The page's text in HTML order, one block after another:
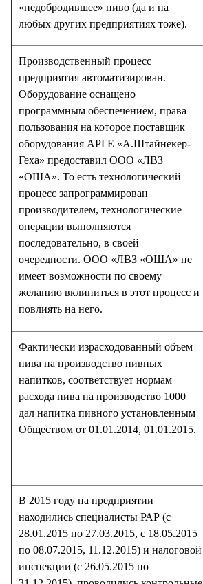
«недобродившее» пиво (да и на
любых других предприятиях тоже).
Производственный процесс
предприятия автоматизирован.
Оборудование оснащено
программным обеспечением, права
пользования на которое поставщик
оборудования АРГЕ «А.Штайнекер-
Геха» предоставил ООО «ЛВЗ
«ОША». То есть технологический
процесс запрограммирован
производителем, технологические
операции выполняются
последовательно, в своей
очередности. ООО «ЛВЗ «ОША» не
имеет возможности по своему
желанию вклиниться в этот процесс и
повлиять на него.
Фактически израсходованный объем
пива на производство пивных
напитков, соответствует нормам
расхода пива на производство 1000
дал напитка пивного установленным
Обществом от 01.01.2014, 01.01.2015.
В 2015 году на предприятии
находились специалисты РАР (с
28.01.2015 по 27.03.2015, с 18.05.2015
по 08.07.2015, 11.12.2015) и налоговой
инспекции (с 26.05.2015 по